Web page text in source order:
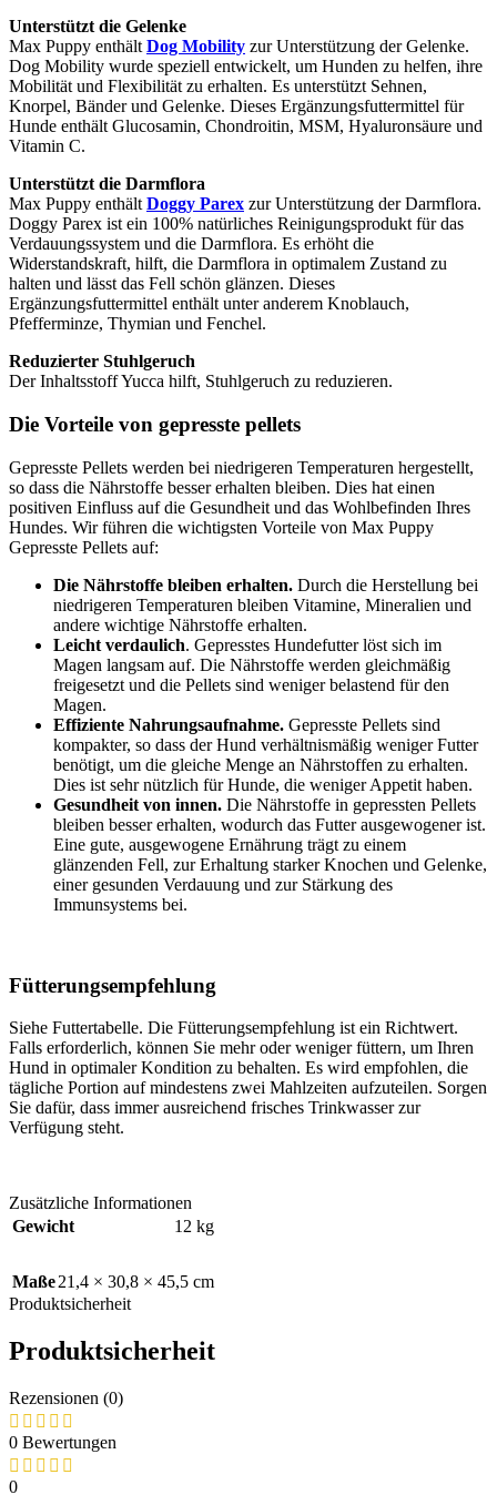
Unterstützt die Gelenke
Max Puppy enthält Dog Mobility zur Unterstützung der Gelenke.
Dog Mobility wurde speziell entwickelt, um Hunden zu helfen, ihre
Mobilität und Flexibilität zu erhalten. Es unterstützt Sehnen,
Knorpel, Bänder und Gelenke. Dieses Ergänzungsfuttermittel für
Hunde enthält Glucosamin, Chondroitin, MSM, Hyaluronsäure und
Vitamin C.
Unterstützt die Darmflora
Max Puppy enthält Doggy Parex zur Unterstützung der Darmflora.
Doggy Parex ist ein 100% natürliches Reinigungsprodukt für das
Verdauungssystem und die Darmflora. Es erhöht die
Widerstandskraft, hilft, die Darmflora in optimalem Zustand zu
halten und lässt das Fell schön glänzen. Dieses
Ergänzungsfuttermittel enthält unter anderem Knoblauch,
Pfefferminze, Thymian und Fenchel.
Reduzierter Stuhlgeruch
Der Inhaltsstoff Yucca hilft, Stuhlgeruch zu reduzieren.
Die Vorteile von gepresste pellets
Gepresste Pellets werden bei niedrigeren Temperaturen hergestellt,
so dass die Nährstoffe besser erhalten bleiben. Dies hat einen
positiven Einfluss auf die Gesundheit und das Wohlbefinden Ihres
Hundes. Wir führen die wichtigsten Vorteile von Max Puppy
Gepresste Pellets auf:
Die Nährstoffe bleiben erhalten. Durch die Herstellung bei
niedrigeren Temperaturen bleiben Vitamine, Mineralien und
andere wichtige Nährstoffe erhalten.
Leicht verdaulich. Gepresstes Hundefutter löst sich im
Magen langsam auf. Die Nährstoffe werden gleichmäßig
freigesetzt und die Pellets sind weniger belastend für den
Magen.
Effiziente Nahrungsaufnahme. Gepresste Pellets sind
kompakter, so dass der Hund verhältnismäßig weniger Futter
benötigt, um die gleiche Menge an Nährstoffen zu erhalten.
Dies ist sehr nützlich für Hunde, die weniger Appetit haben.
Gesundheit von innen. Die Nährstoffe in gepressten Pellets
bleiben besser erhalten, wodurch das Futter ausgewogener ist.
Eine gute, ausgewogene Ernährung trägt zu einem
glänzenden Fell, zur Erhaltung starker Knochen und Gelenke,
einer gesunden Verdauung und zur Stärkung des
Immunsystems bei.
Fütterungsempfehlung
Siehe Futtertabelle. Die Fütterungsempfehlung ist ein Richtwert.
Falls erforderlich, können Sie mehr oder weniger füttern, um Ihren
Hund in optimaler Kondition zu behalten. Es wird empfohlen, die
tägliche Portion auf mindestens zwei Mahlzeiten aufzuteilen. Sorgen
Sie dafür, dass immer ausreichend frisches Trinkwasser zur
Verfügung steht.
Zusätzliche Informationen
Gewicht
12 kg
Maße21,4 × 30,8 × 45,5 cm
Produktsicherheit
Produktsicherheit
Rezensionen (0)
0 Bewertungen
0